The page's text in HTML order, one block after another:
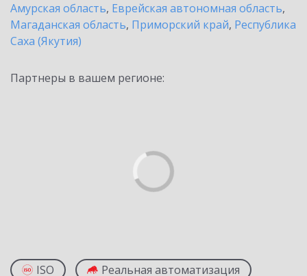
Амурская область, Еврейская автономная область,
Магаданская область, Приморский край, Республика
Саха (Якутия)
Партнеры в вашем регионе:
ISO Реальная автоматизация